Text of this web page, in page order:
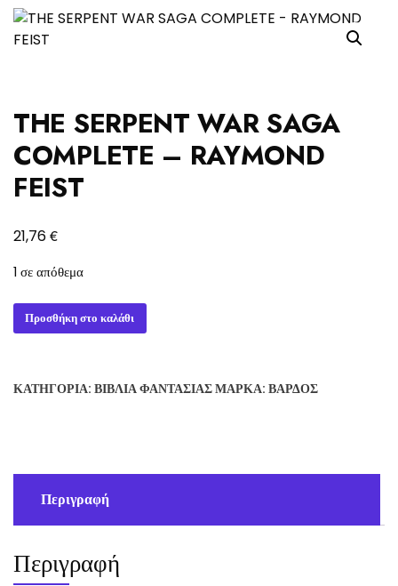
THE SERPENT WAR SAGA
COMPLETE – RAYMOND
FEIST
21,76€
1 σε απόθεμα
THE
SERPENT
COMPLETE
Προσθήκη στο καλάθι
ΚΑΤΗΓΟΡΊΑ: ΒΙΒΛΊΑ ΦΑΝΤΑΣΊΑΣΜΆΡΚΑ: ΒΆΡΔΟΣ
Περιγραφή
Περιγραφή